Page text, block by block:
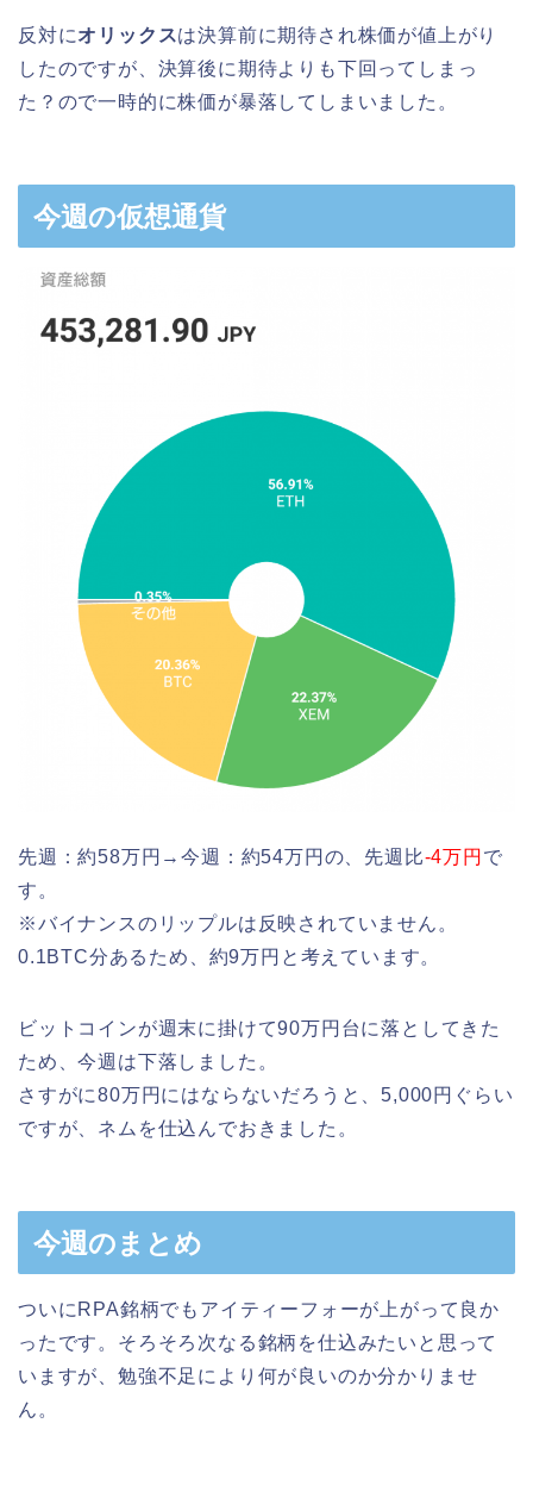
反対にオリックスは決算前に期待され株価が値上がり
したのですが、決算後に期待よりも下回ってしまっ
た？ので一時的に株価が暴落してしまいました。
今週の仮想通貨
先週：約58万円→今週：約54万円の、先週比-4万円 で
す。
※バイナンスのリップルは反映されていません。
0.1BTC分あるため、約9万円と考えています。
ビットコインが週末に掛けて90万円台に落としてきた
ため、今週は下落しました。
さすがに80万円にはならないだろうと、5,000円ぐらい
ですが、ネムを仕込んでおきました。
今週のまとめ
ついにRPA銘柄でもアイティーフォーが上がって良か
ったです。そろそろ次なる銘柄を仕込みたいと思って
いますが、勉強不足により何が良いのか分かりませ
ん。